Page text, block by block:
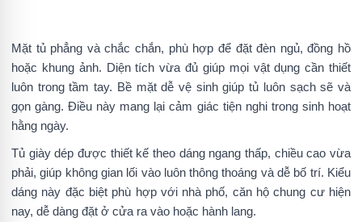
Mặt tủ phẳng và chắc chắn, phù hợp để đặt đèn ngủ, đồng hồ
hoặc khung ảnh. Diện tích vừa đủ giúp mọi vật dụng cần thiết
luôn trong tầm tay. Bề mặt dễ vệ sinh giúp tủ luôn sạch sẽ và
gọn gàng. Điều này mang lại cảm giác tiện nghi trong sinh hoạt
hằng ngày.
Tủ giày dép được thiết kế theo dáng ngang thấp, chiều cao vừa
phải, giúp không gian lối vào luôn thông thoáng và dễ bố trí. Kiểu
dáng này đặc biệt phù hợp với nhà phố, căn hộ chung cư hiện
nay, dễ dàng đặt ở cửa ra vào hoặc hành lang.